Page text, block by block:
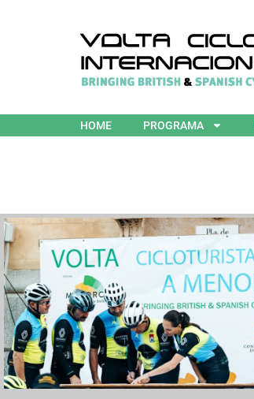
HOME PROGRAMA